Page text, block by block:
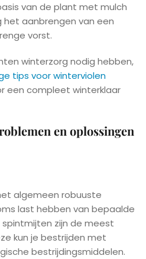
van de plant met mulch
aanbrengen van een
vorst.
winterzorg nodig hebben,
tips voor winterviolen
een compleet winterklaar
en oplossingen
algemeen robuuste
last hebben van bepaalde
spintmijten zijn de meest
kun je bestrijden met
bestrijdingsmiddelen.